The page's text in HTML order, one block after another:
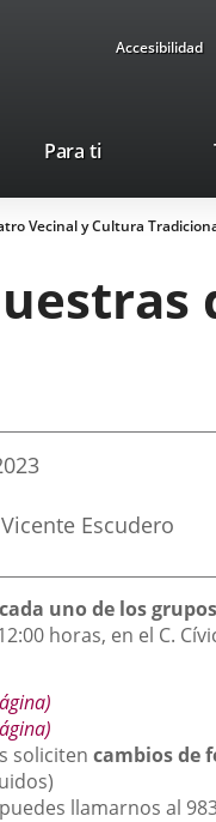
Accesibilidad
Para ti
Vecinal y Cultura
Escudero
uno de los
horas, en el C.
solicitencambios de
llamarnos al